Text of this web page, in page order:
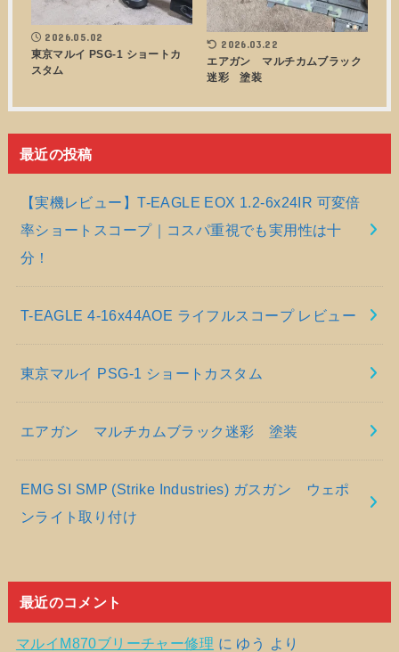
2026.05.02
東京マルイ PSG-1 ショートカ
スタム
2026.03.22
エアガン マルチカムブラック
迷彩 塗装
最近の投稿
【実機レビュー】T-EAGLE EOX 1.2-6x24IR 可変倍
率ショートスコープ｜コスパ重視でも実用性は十
分！
T-EAGLE 4-16x44AOE ライフルスコープ レビュー
東京マルイ PSG-1 ショートカスタム
エアガン マルチカムブラック迷彩 塗装
EMG SI SMP (Strike Industries) ガスガン ウェポ
ンライト取り付け
最近のコメント
マルイM870ブリーチャー修理 に ゆう より